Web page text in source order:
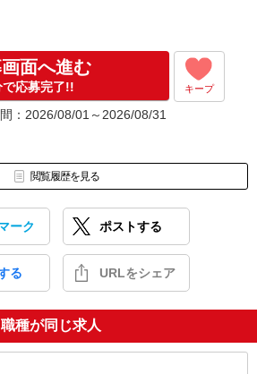
面へ進む
で応募完了!! キープ
：2026/08/01～2026/08/31
閲覧履歴を見る
ーク ポストする
る URLをシェア
種が同じ求人